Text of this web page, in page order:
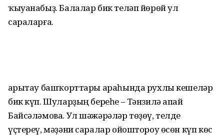
ҡыуана­быҙ. Балалар бик теләп йөрөй ул
сараларға.
Һарытау башҡорттары араһында рухлы кешеләр
бик күп. Шуларҙың береһе – Тәнзилә апай
Байсәләмова. Ул шәжәрәләр төҙөү, телде
үҫтереү, мәҙәни саралар ойоштороу өсөн күп көс